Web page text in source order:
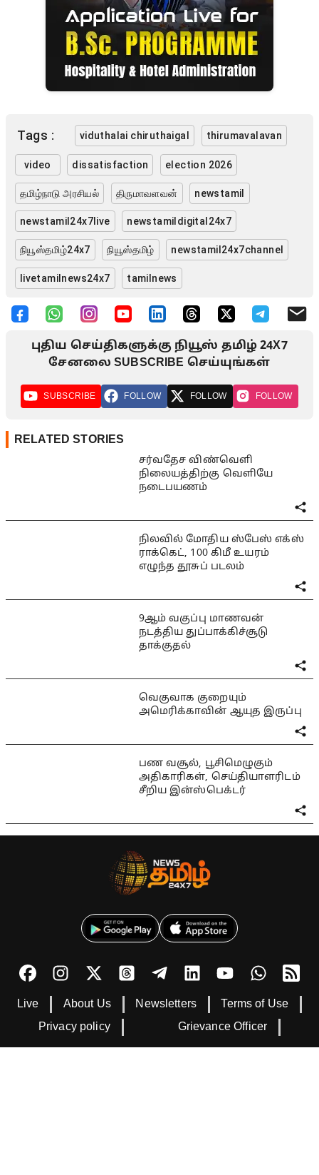
Tags : viduthalai chiruthaigal thirumavalavan
video dissatisfaction election 2026
தமிழ்நாடு அரசியல் திருமாவளவன் newstamil
newstamil24x7live newstamildigital24x7
நியூஸ்தமிழ்24x7 நியூஸ்தமிழ் newstamil24x7channel
livetamilnews24x7 tamilnews
புதிய செய்திகளுக்கு நியூஸ் தமிழ் 24X7
சேனலை SUBSCRIBE செய்யுங்கள்
SUBSCRIBE FOLLOW FOLLOW FOLLOW
RELATED STORIES
சர்வதேச விண்வெளி
நிலையத்திற்கு வெளியே
நடைபயணம்
நிலவில் மோதிய ஸ்பேஸ் எக்ஸ்
ராக்கெட், 100 கிமீ உயரம்
எழுந்த தூசுப் படலம்
9ஆம் வகுப்பு மாணவன்
நடத்திய துப்பாக்கிச்சூடு
தாக்குதல்
வெகுவாக குறையும்
அமெரிக்காவின் ஆயுத இருப்பு
பண வசூல், பூசிமெழுகும்
அதிகாரிகள், செய்தியாளரிடம்
சீறிய இன்ஸ்பெக்டர்
Live About Us Newsletters
Terms of Use
Privacy policy
Grievance Officer